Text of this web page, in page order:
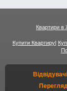
Квартири в
Купити Квартиру|